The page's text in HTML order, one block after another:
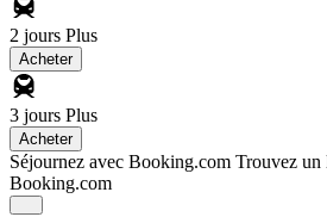
2 jours Plus
Acheter
3 jours Plus
Acheter
Séjournez avec Booking.com Trouvez un
Booking.com